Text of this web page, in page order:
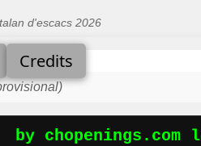
d'escacs 2026
Credits
by chopenings.com